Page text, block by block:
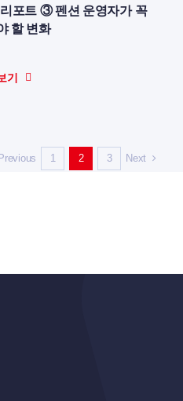
포트 ③ 펜션 운영자가 꼭
할 변화
기
Previous 1 2 3 Next